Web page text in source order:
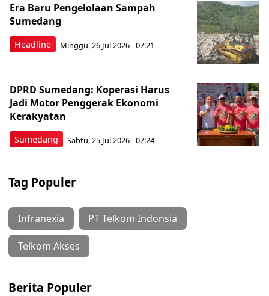
Headline
Era Baru Pengelolaan Sampah
Sumedang
Minggu, 26 Jul 2026 - 07:21
Sumedang
DPRD Sumedang: Koperasi Harus
Jadi Motor Penggerak Ekonomi
Kerakyatan
Sabtu, 25 Jul 2026 - 07:24
Tag Populer
Infranexia PT Telkom Indonsia
Telkom Akses
Berita Populer